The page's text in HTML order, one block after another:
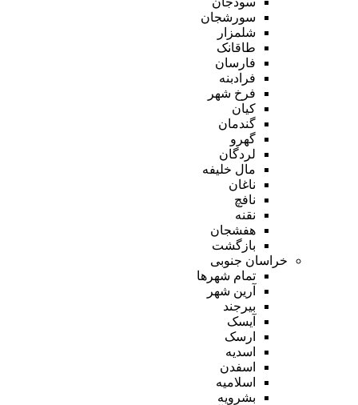
سورشجان
شلمزار
طاقانک
فارسان
فرادبنه
فرخ شهر
کیان
گندمان
گهرو
لردگان
مال خلیفه
ناغان
نافچ
نقنه
هفشجان
بازگشت
خراسان جنوبی
تمام شهر‌ها
آرین شهر
بیرجند
آیسک
ارسک
اسدیه
اسفدن
اسلامیه
بشرویه